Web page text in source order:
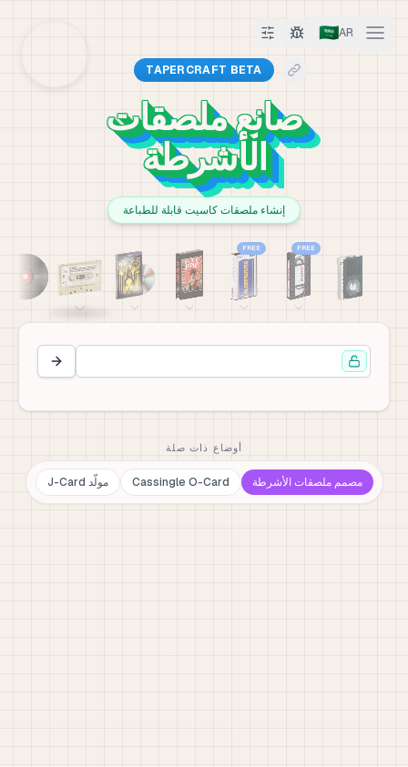
🇸🇦AR
TAPERCRAFT BETA
صانع ملصقات
الأشرطة
إنشاء ملصقات كاسيت قابلة للطباعة
FREE
FREE
أوضاع ذات صلة
مصمم ملصقات الأشرطة Cassingle O-Card مولّد J-Card